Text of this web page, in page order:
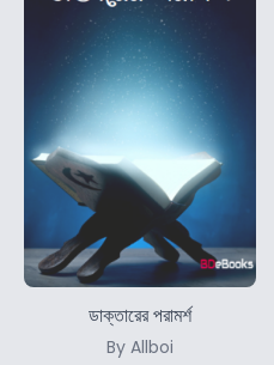
ডাক্তারের পরামর্শ
By Allboi